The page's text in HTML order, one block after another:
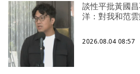
談性平批黃國
洋：對我和范雲
2026.08.04 08:57